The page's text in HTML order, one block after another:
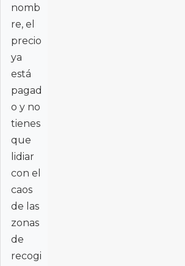
nomb
re, el
precio
ya
está
pagad
o y no
tienes
que
lidiar
con el
caos
de las
zonas
de
recogi